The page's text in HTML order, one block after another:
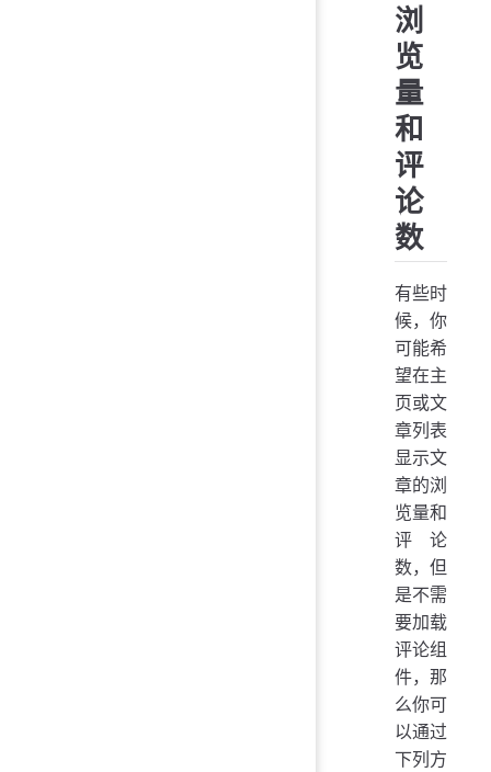
浏
览
量
和
评
论
数
有些时
候，你
可能希
望在主
页或文
章列表
显示文
章的浏
览量和
评论
数，但
是不需
要加载
评论组
件，那
么你可
以通过
下列方